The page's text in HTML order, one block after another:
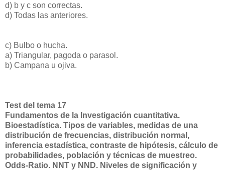
d) b y c son correctas.
d) Todas las anteriores.
c) Bulbo o hucha.
a) Triangular, pagoda o parasol.
b) Campana u ojiva.
Test del tema 17
Fundamentos de la Investigación cuantitativa.
Bioestadística. Tipos de variables, medidas de una
distribución de frecuencias, distribución normal,
inferencia estadística, contraste de hipótesis, cálculo de
probabilidades, población y técnicas de muestreo.
Odds-Ratio. NNT y NND. Niveles de significación y